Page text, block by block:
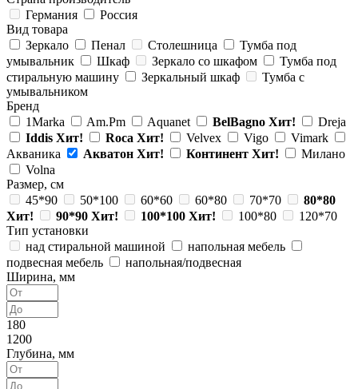
Германия
Россия
Вид товара
Зеркало
Пенал Столешница
Тумба под
умывальник
Шкаф Зеркало со шкафом
Тумба под
стиральную машину
Зеркальный шкаф
Тумба с
умывальником
Бренд
1Marka
Am.Pm Aquanet BelBagno Хит!
Dreja
Iddis Хит! Roca Хит! Velvex Vigo
Vimark
Акваника
Акватон Хит! Континент Хит!
Милано
Volna
Размер, см
45*90
50*100 60*60 60*80 70*70
80*80
Хит!
90*90 Хит! 100*100 Хит! 100*80
120*70
Тип установки
над стиральной машиной
напольная мебель
подвесная мебель
напольная/подвесная
Ширина, мм
180
1200
Глубина, мм